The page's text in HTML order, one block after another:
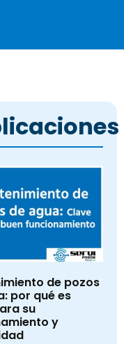
de pozos
por qué es
su
y